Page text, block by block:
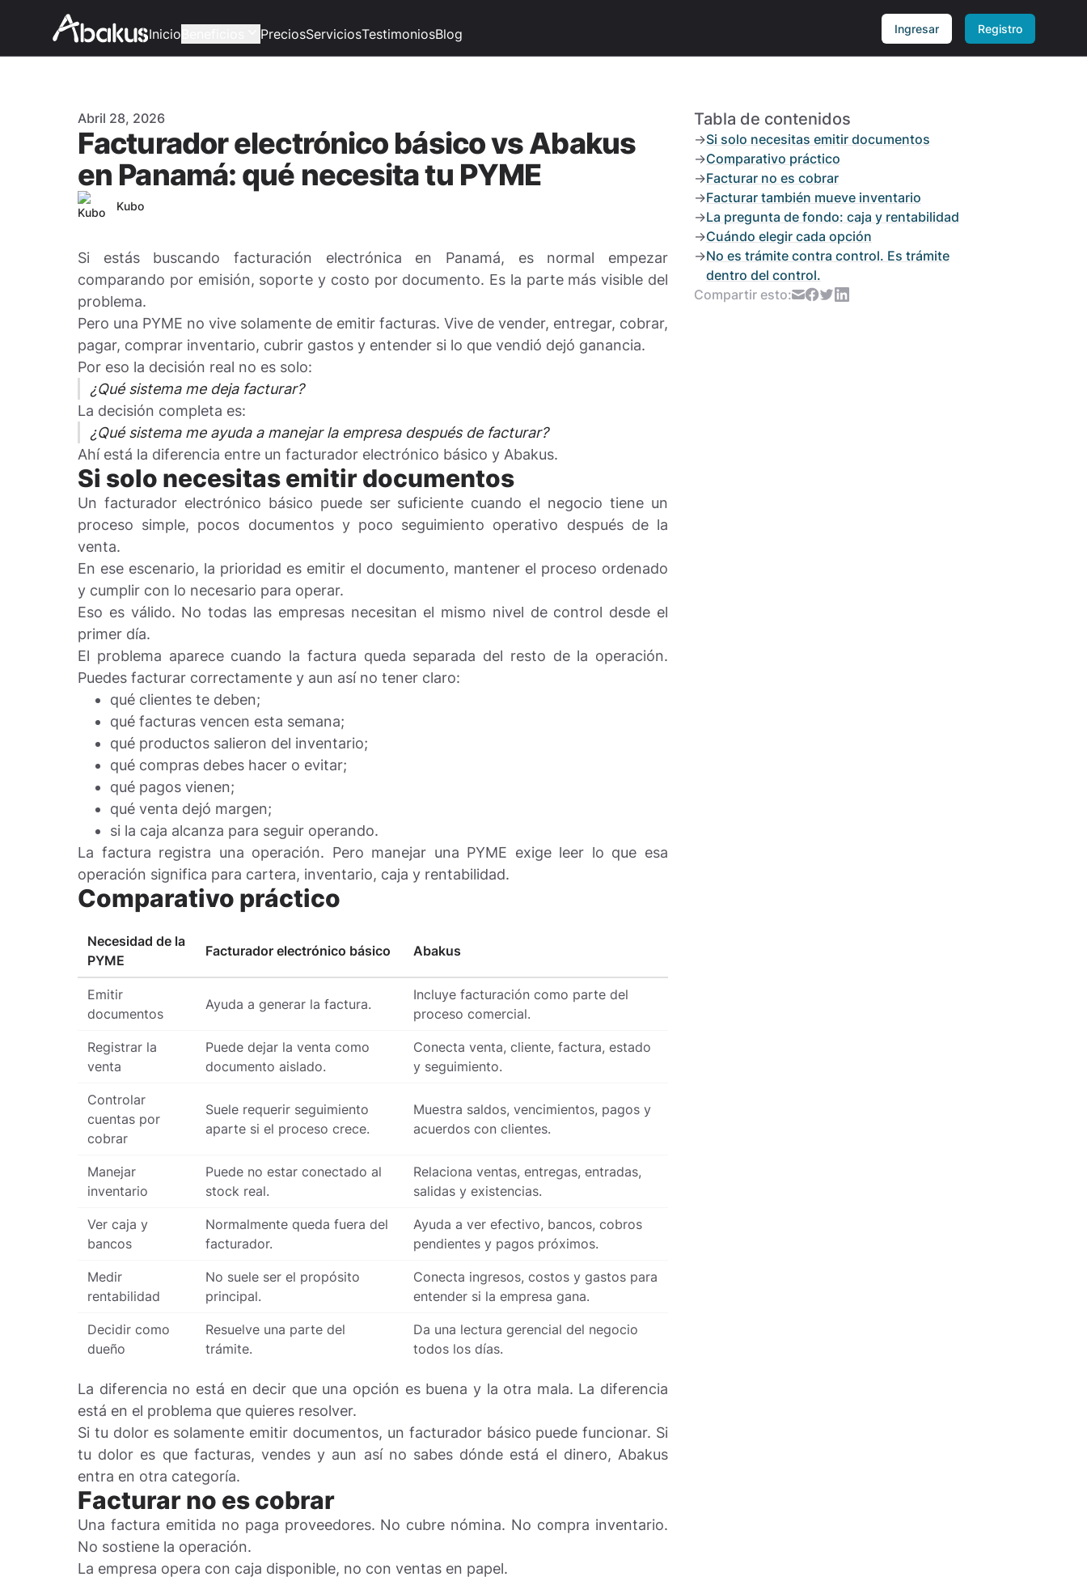
Inicio PreciosServiciosTestimoniosBlog Ingresar Registro
Publicado en
Abril 28, 2026
Facturador electrónico básico vs Abakus
en Panamá: qué necesita tu PYME
Autor
Kubo
Tabla de contenidos
->Si solo necesitas emitir documentos
->Comparativo práctico
->Facturar no es cobrar
->Facturar también mueve inventario
->La pregunta de fondo: caja y rentabilidad
->Cuándo elegir cada opción
->No es trámite contra control. Es trámite
dentro del control.
Compartir esto:
Si estás buscando facturación electrónica en Panamá, es normal empezar
comparando por emisión, soporte y costo por documento. Es la parte más visible del
problema.
Pero una PYME no vive solamente de emitir facturas. Vive de vender, entregar, cobrar,
pagar, comprar inventario, cubrir gastos y entender si lo que vendió dejó ganancia.
Por eso la decisión real no es solo:
¿Qué sistema me deja facturar?
La decisión completa es:
¿Qué sistema me ayuda a manejar la empresa después de facturar?
Ahí está la diferencia entre un facturador electrónico básico y Abakus.
Si solo necesitas emitir documentos
Un facturador electrónico básico puede ser suficiente cuando el negocio tiene un
proceso simple, pocos documentos y poco seguimiento operativo después de la
venta.
En ese escenario, la prioridad es emitir el documento, mantener el proceso ordenado
y cumplir con lo necesario para operar.
Eso es válido. No todas las empresas necesitan el mismo nivel de control desde el
primer día.
El problema aparece cuando la factura queda separada del resto de la operación.
Puedes facturar correctamente y aun así no tener claro:
qué clientes te deben;
qué facturas vencen esta semana;
qué productos salieron del inventario;
qué compras debes hacer o evitar;
qué pagos vienen;
qué venta dejó margen;
si la caja alcanza para seguir operando.
La factura registra una operación. Pero manejar una PYME exige leer lo que esa
operación significa para cartera, inventario, caja y rentabilidad.
Comparativo práctico
Necesidad de la
PYME
Facturador electrónico básico Abakus
Emitir
documentos
Ayuda a generar la factura.
Incluye facturación como parte del
proceso comercial.
Registrar la
venta
Puede dejar la venta como
documento aislado.
Conecta venta, cliente, factura, estado
y seguimiento.
Controlar
cuentas por
cobrar
Suele requerir seguimiento
aparte si el proceso crece.
Muestra saldos, vencimientos, pagos y
acuerdos con clientes.
Manejar
inventario
Puede no estar conectado al
stock real.
Relaciona ventas, entregas, entradas,
salidas y existencias.
Ver caja y
bancos
Normalmente queda fuera del
facturador.
Ayuda a ver efectivo, bancos, cobros
pendientes y pagos próximos.
Medir
rentabilidad
No suele ser el propósito
principal.
Conecta ingresos, costos y gastos para
entender si la empresa gana.
Decidir como
dueño
Resuelve una parte del
trámite.
Da una lectura gerencial del negocio
todos los días.
La diferencia no está en decir que una opción es buena y la otra mala. La diferencia
está en el problema que quieres resolver.
Si tu dolor es solamente emitir documentos, un facturador básico puede funcionar. Si
tu dolor es que facturas, vendes y aun así no sabes dónde está el dinero, Abakus
entra en otra categoría.
Facturar no es cobrar
Una factura emitida no paga proveedores. No cubre nómina. No compra inventario.
No sostiene la operación.
La empresa opera con caja disponible, no con ventas en papel.